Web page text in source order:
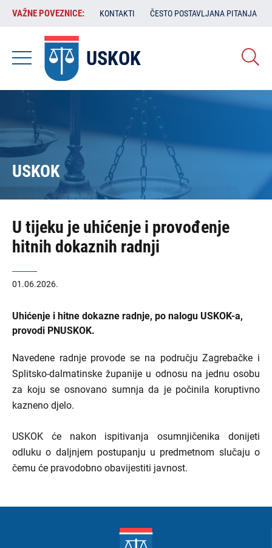
Skoči
sadržaj
VAŽNE
POVEZNICE:
VAŽNE POVEZNICE: KONTAKTI ČESTO POSTAVLJANA PITANJA
USKOK
USKOK
U tijeku je uhićenje i provođenje
hitnih dokaznih radnji
01.06.2026.
Uhićenje i hitne dokazne radnje, po nalogu USKOK-a,
provodi PNUSKOK.
Navedene radnje provode se na području Zagrebačke i
Splitsko-dalmatinske županije u odnosu na jednu osobu
za koju se osnovano sumnja da je počinila koruptivno
kazneno djelo.
USKOK će nakon ispitivanja osumnjičenika donijeti
odluku o daljnjem postupanju u predmetnom slučaju o
čemu će pravodobno obavijestiti javnost.